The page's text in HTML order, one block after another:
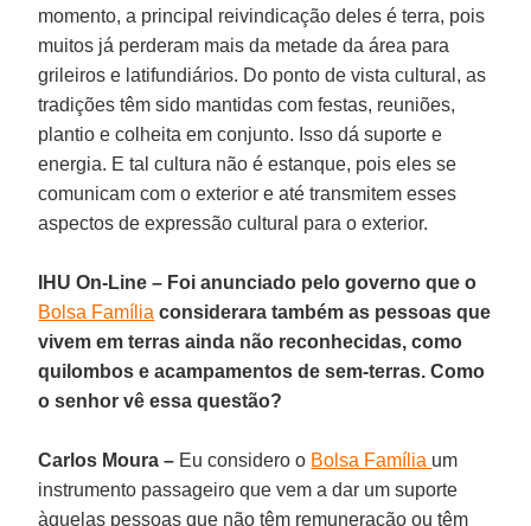
momento, a principal reivindicação deles é terra, pois
muitos já perderam mais da metade da área para
grileiros e latifundiários. Do ponto de vista cultural, as
tradições têm sido mantidas com festas, reuniões,
plantio e colheita em conjunto. Isso dá suporte e
energia. E tal cultura não é estanque, pois eles se
comunicam com o exterior e até transmitem esses
aspectos de expressão cultural para o exterior.
IHU On-Line – Foi anunciado pelo governo que o
Bolsa Família considerara também as pessoas que
vivem em terras ainda não reconhecidas, como
quilombos e acampamentos de sem-terras. Como
o senhor vê essa questão?
Carlos Moura – Eu considero o Bolsa Família um
instrumento passageiro que vem a dar um suporte
àquelas pessoas que não têm remuneração ou têm